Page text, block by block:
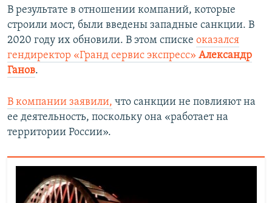
д
ы
д
у
щ
й
с
л
й
д
у
ю
щ
с
л
а
д
В результате в отношении компаний, которые
строили мост, были введены западные санкции. В
2020 году их обновили. В этом списке оказался
гендиректор «Гранд сервис экспресс» Александр
Ганов.
В компании заявили, что санкции не повлияют на
ее деятельность, поскольку она «работает на
территории России».